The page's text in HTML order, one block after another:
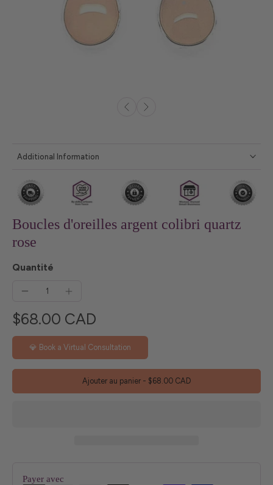
Additional Information
Boucles d'oreilles argent colibri quartz
rose
Quantité
$68.00 CAD
💎 Book a Virtual Consultation
Ajouter au panier - $68.00 CAD
Payer avec